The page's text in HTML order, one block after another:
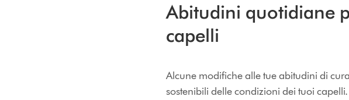
Abitudini quotidiane
capelli
Alcune modifiche alle tue abitudini di
sostenibili delle condizioni dei tuoi